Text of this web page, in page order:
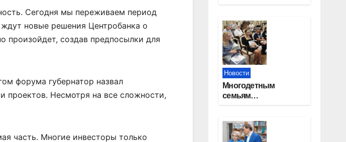
Сегодня мы переживаем период
новые решения Центробанка о
произойдет, создав предпосылки для
форума губернатор назвал
проектов. Несмотря на все сложности,
часть. Многие инвесторы только
Новости
Многодетным
семьям
сертификаты на
приобретение